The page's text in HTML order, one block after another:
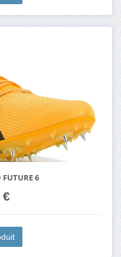
FUTURE 6
€